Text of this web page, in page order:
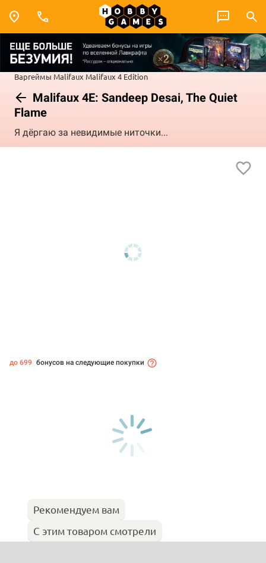
Варгеймы Malifaux Malifaux 4 Edition
Malifaux 4E: Sandeep Desai, The Quiet
Flame
Я дёргаю за невидимые ниточки...
до 699 бонусов на следующие покупки
Рекомендуем вам
С этим товаром смотрели